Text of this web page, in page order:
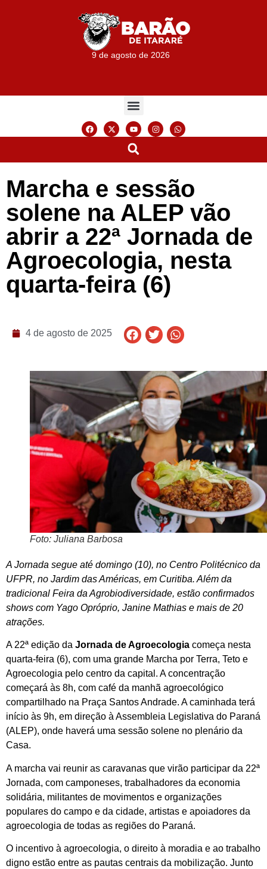
9 de agosto de 2026
Marcha e sessão
solene na ALEP vão
abrir a 22ª Jornada de
Agroecologia, nesta
quarta-feira (6)
4 de agosto de 2025
Foto: Juliana Barbosa
A Jornada segue até domingo (10), no Centro Politécnico da
UFPR, no Jardim das Américas, em Curitiba. Além da
tradicional Feira da Agrobiodiversidade, estão confirmados
shows com Yago Opróprio, Janine Mathias e mais de 20
atrações.
A 22ª edição da Jornada de Agroecologia começa nesta
quarta-feira (6), com uma grande Marcha por Terra, Teto e
Agroecologia pelo centro da capital. A concentração
começará às 8h, com café da manhã agroecológico
compartilhado na Praça Santos Andrade. A caminhada terá
início às 9h, em direção à Assembleia Legislativa do Paraná
(ALEP), onde haverá uma sessão solene no plenário da
Casa.
A marcha vai reunir as caravanas que virão participar da 22ª
Jornada, com camponeses, trabalhadores da economia
solidária, militantes de movimentos e organizações
populares do campo e da cidade, artistas e apoiadores da
agroecologia de todas as regiões do Paraná.
O incentivo à agroecologia, o direito à moradia e ao trabalho
digno estão entre as pautas centrais da mobilização. Junto